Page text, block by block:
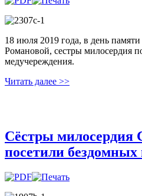
18 июля 2019 года, в день
Романовой, сестры милосердия
медучереждения.
Читать далее >>
Сёстры милосердия
посетили бездомных